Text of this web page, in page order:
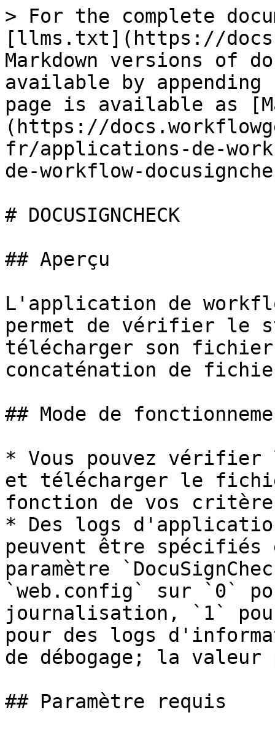
> For the complete
[llms.txt](https://
Markdown versions of
available by
page is available as
(https://
fr/applications-de-
de-workflow-
# DOCUSIGNCHECK
## Aperçu
L'application de workflow
permet de vérifier le
télécharger son
concaténation de
## Mode de
* Vous pouvez vérifier
et télécharger le
fonction de vos
* Des logs
peuvent être
paramètre
`web.config` sur `0`
journalisation, `1`
pour des logs
de débogage; la
## Paramètre requis